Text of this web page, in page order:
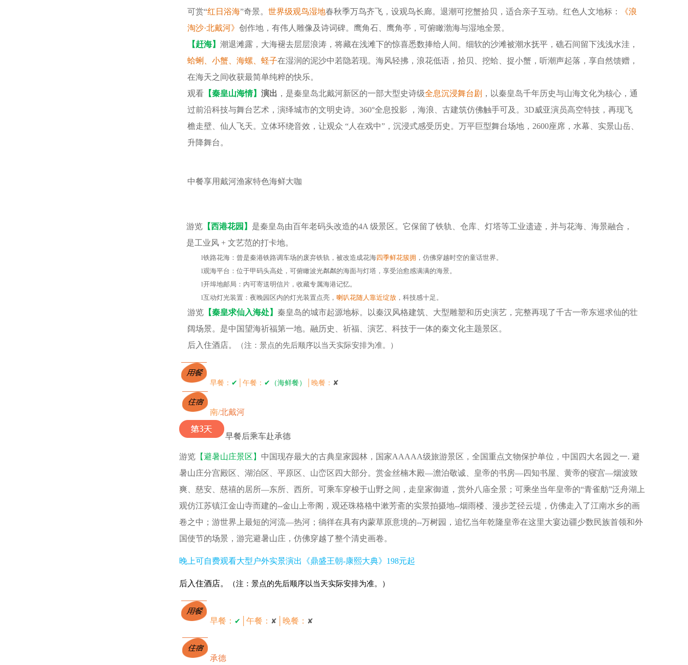
可赏“红日浴海”奇景。 世界级观鸟湿地春秋季万鸟齐飞，设观鸟长廊。退潮可挖蟹拾贝，适合亲子互动。红色人文地标：
《浪
淘沙·北戴河》 创作地，有伟人雕像及诗词碑。鹰角石、鹰角亭，可俯瞰渤海与湿地全景。
【赶海】 潮退滩露，大海褪去层层浪涛，将藏在浅滩下的惊喜悉数捧给人间。细软的沙滩被潮水抚平，礁石间留下浅浅水洼，
蛤蜊、小蟹、海螺、蛏子在湿润的泥沙中若隐若现。海风轻拂，浪花低语，拾贝、挖蛤、捉小蟹，听潮声起落，享自然馈赠，
在海天之间收获最简单纯粹的快乐。
观看 【秦皇山海情】 演出 ，是秦皇岛北戴河新区的一部大型史诗级全息沉浸舞台剧 ，以秦皇岛千年历史与山海文化为核心，通
过前沿科技与舞台艺术，演绎城市的文明史诗。360°全息投影 ，海浪、古建筑仿佛触手可及。3D威亚演员高空特技，再现飞
檐走壁、仙人飞天。立体环绕音效，让观众 “人在戏中”，沉浸式感受历史。万平巨型舞台场地，2600座席，水幕、实景山岳、
升降舞台。
中餐享用戴河渔家特色海鲜大咖
游览 【西港花园】 是秦皇岛由百年老码头改造的4A 级景区。它保留了铁轨、仓库、灯塔等工业遗迹，并与花海、海景融合，
是工业风 + 文艺范的打卡地。
l铁路花海：曾是秦港铁路调车场的废弃铁轨，被改造成花海四季鲜花簇拥 ，仿佛穿越时空的童话世界。
l观海平台：位于甲码头高处，可俯瞰波光粼粼的海面与灯塔，享受治愈感满满的海景。
l开埠地邮局：内可寄送明信片，收藏专属海港记忆。
l互动灯光装置：夜晚园区内的灯光装置点亮， 喇叭花随人靠近绽放 ，科技感十足。
游览 【秦皇求仙入海处】 秦皇岛的城市起源地标。以秦汉风格建筑、大型雕塑和历史演艺，完整再现了千古一帝东巡求仙的壮
阔场景。是中国望海祈福第一地。融历史、祈福、演艺、科技于一体的秦文化主题景区。
后入住酒店。
（注：景点的先后顺序以当天实际安排为准。）
早餐： ✔ 午餐： ✔ （海鲜餐） 晚餐： ✘
南/北戴河
早餐后乘车赴承德
游览 【避暑山庄景区】 中国现存最大的古典皇家园林，国家AAAAA级旅游景区，全国重点文物保护单位，中国四大名园之一. 避
暑山庄分宫殿区、湖泊区、平原区、山峦区四大部分。赏金丝楠木殿—澹泊敬诚、皇帝的书房—四知书屋、黄帝的寝宫—烟波致
爽、慈安、慈禧的居所—东所、西所。可乘车穿梭于山野之间，走皇家御道，赏外八庙全景；可乘坐当年皇帝的“青雀舫”泛舟湖上
观仿江苏镇江金山寺而建的--金山上帝阁，观还珠格格中漱芳斋的实景拍摄地--烟雨楼、漫步芝径云堤，仿佛走入了江南水乡的画
卷之中；游世界上最短的河流—热河；徜徉在具有内蒙草原意境的--万树园，追忆当年乾隆皇帝在这里大宴边疆少数民族首领和外
国使节的场景，游完避暑山庄，仿佛穿越了整个清史画卷。
晚上可自费观看大型户外实景演出《鼎盛王朝-康熙大典》198元起
后入住酒店。 （注：景点的先后顺序以当天实际安排为准。）
早餐： ✔ 午餐： ✘ 晚餐： ✘
承德